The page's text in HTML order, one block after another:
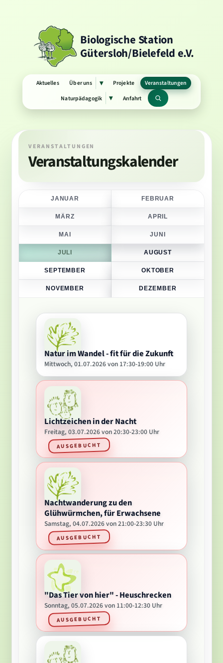
Biologische Station
Gütersloh/Bielefeld e.V.
Aktuelles Über uns ▾Untermenü
öffnen
Projekte
Veranstaltungen
Naturpädagogik
▾Untermenü
öffnen
Anfahrt Suchbegriff
VERANSTALTUNGEN
Veranstaltungskalender
JANUAR FEBRUAR
MÄRZ APRIL
MAI JUNI
JULI AUGUST
SEPTEMBER OKTOBER
NOVEMBER DEZEMBER
Natur im Wandel - fit für die Zukunft
Mittwoch, 01.07.2026 von 17:30-19:00 Uhr
Lichtzeichen in der Nacht
Freitag, 03.07.2026 von 20:30-23:00 Uhr
AUSGEBUCHT
Nachtwanderung zu den
Glühwürmchen, für Erwachsene
Samstag, 04.07.2026 von 21:00-23:30 Uhr
AUSGEBUCHT
"Das Tier von hier" - Heuschrecken
Sonntag, 05.07.2026 von 11:00-12:30 Uhr
AUSGEBUCHT